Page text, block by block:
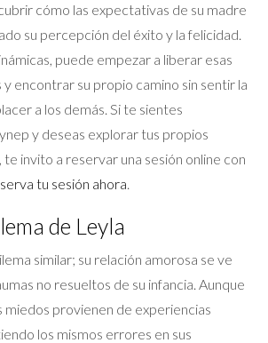
cómo las expectativas de su madre
su percepción del éxito y la felicidad.
puede empezar a liberar esas
y encontrar su propio camino sin sentir la
a los demás. Si te sientes
y deseas explorar tus propios
invito a reservar una sesión online con
tu sesión ahora.
de Leyla
similar; su relación amorosa se ve
no resueltos de su infancia. Aunque
miedos provienen de experiencias
los mismos errores en sus